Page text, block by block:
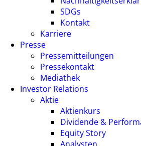
SDGs
Kontakt
Karriere
Presse
Pressemitteilungen
Pressekontakt
Mediathek
Investor Relations
Aktie
Aktienkurs
Dividende &
Equity Story